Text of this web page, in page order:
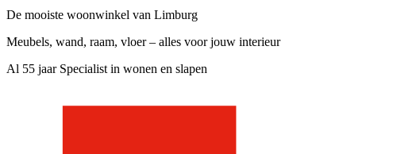
De mooiste woonwinkel van Limburg
Meubels, wand, raam, vloer – alles voor jouw interieur
Al 55 jaar Specialist in wonen en slapen